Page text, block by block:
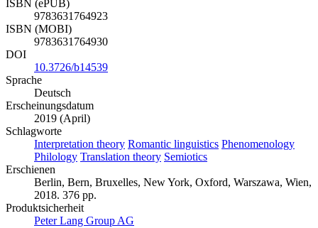
ISBN (ePUB)
9783631764923
ISBN (MOBI)
9783631764930
DOI
10.3726/b14539
Sprache
Deutsch
Erscheinungsdatum
2019 (April)
Schlagworte
Interpretation theory Romantic linguistics Phenomenology
Philology Translation theory Semiotics
Erschienen
Berlin, Bern, Bruxelles, New York, Oxford, Warszawa, Wien,
2018. 376 pp.
Produktsicherheit
Peter Lang Group AG